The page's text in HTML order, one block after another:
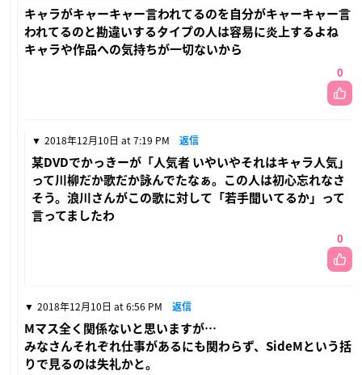
キャラがキャーキャー言われてるのを自分がキャーキャー言
われてるのと勘違いするタイプの人は容易に炎上するよね
キャラや作品への気持ちが一切ないから
0
2018年12月10日 at 7:19 PM 返信
某DVDでかっきーが「人気者 いやいやそれはキャラ人気」
って川柳だか歌だか詠んでたなぁ。この人は初心忘れなさ
そう。浪川さんがこの歌に対して「若手聞いてるか」って
言ってましたわ
0
2018年12月10日 at 6:56 PM 返信
Mマス全く関係ないと思いますが…
みなさんそれぞれ仕事があるにも関わらず、SideMという括
りで見るのは失礼かと。